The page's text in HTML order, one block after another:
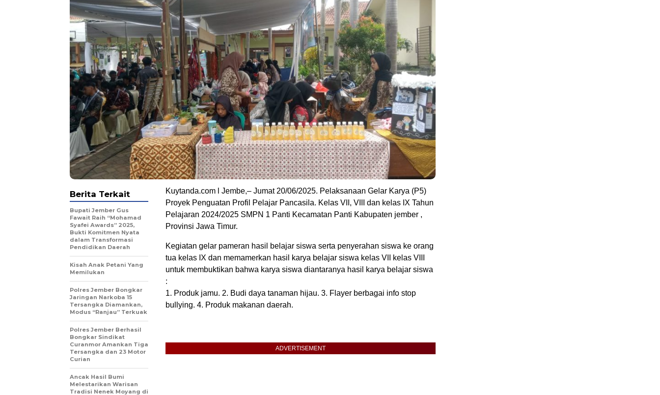
Kuytanda.com l Jembe,– Jumat 20/06/2025. Pelaksanaan Gelar Karya (P5)
Proyek Penguatan Profil Pelajar Pancasila. Kelas VII, VIII dan kelas IX Tahun
Pelajaran 2024/2025 SMPN 1 Panti Kecamatan Panti Kabupaten jember ,
Provinsi Jawa Timur.
Kegiatan gelar pameran hasil belajar siswa serta penyerahan siswa ke orang
tua kelas IX dan memamerkan hasil karya belajar siswa kelas VII kelas VIII
untuk membuktikan bahwa karya siswa diantaranya hasil karya belajar siswa
:
1. Produk jamu. 2. Budi daya tanaman hijau. 3. Flayer berbagai info stop
bullying. 4. Produk makanan daerah.
ADVERTISEMENT
Berita Terkait
Bupati Jember Gus
Fawait Raih “Mohamad
Syafei Awards” 2025,
Bukti Komitmen Nyata
dalam Transformasi
Pendidikan Daerah
Kisah Anak Petani Yang
Memilukan
Polres Jember Bongkar
Jaringan Narkoba 15
Tersangka Diamankan,
Modus “Ranjau” Terkuak
Polres Jember Berhasil
Bongkar Sindikat
Curanmor Amankan Tiga
Tersangka dan 23 Motor
Curian
Ancak Hasil Bumi
Melestarikan Warisan
Tradisi Nenek Moyang di